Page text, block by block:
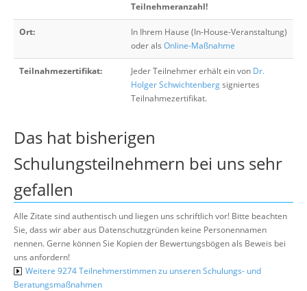
Teilnehmeranzahl!
Ort:
In Ihrem Hause (In-House-Veranstaltung)
oder als Online-Maßnahme
Teilnahmezertifikat: Jeder Teilnehmer erhält ein von Dr.
Holger Schwichtenbergsigniertes
Teilnahmezertifikat.
Das hat bisherigen
Schulungsteilnehmern bei uns sehr
gefallen
Alle Zitate sind authentisch und liegen uns schriftlich vor! Bitte beachten
Sie, dass wir aber aus Datenschutzgründen keine Personennamen
nennen. Gerne können Sie Kopien der Bewertungsbögen als Beweis bei
uns anfordern!
Weitere 9274 Teilnehmerstimmen zu unseren Schulungs- und
Beratungsmaßnahmen